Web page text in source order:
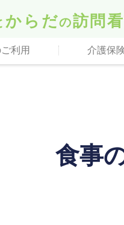
からだの訪問
利用 介護保
食事